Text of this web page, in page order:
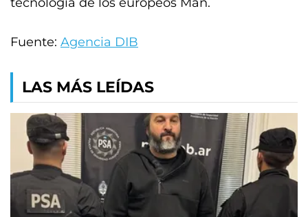
Fuente: Agencia DIB
LAS MÁS LEÍDAS